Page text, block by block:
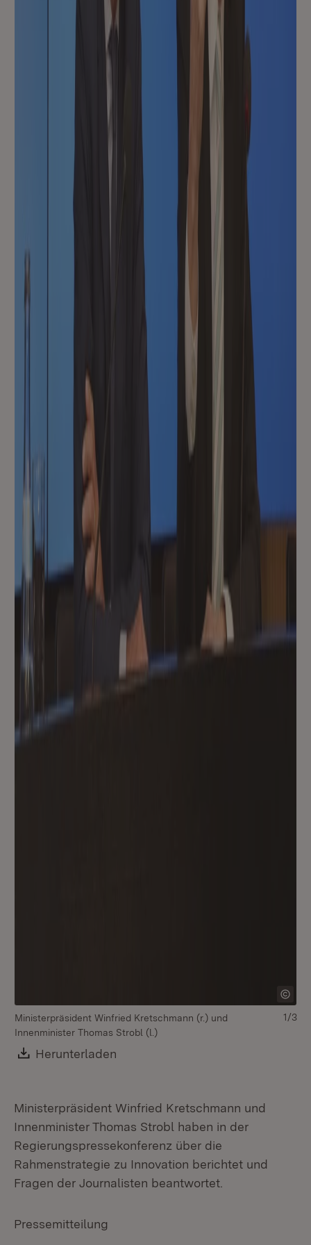
Ministerpräsident Winfried Kretschmann (r.) und
Innenminister Thomas Strobl (l.)
Download:
Herunterladen
1/3
Ministerpräsident Winfried Kretschmann und
Innenminister Thomas Strobl haben in der
Regierungspressekonferenz über die
Rahmenstrategie zu Innovation berichtet und
Fragen der Journalisten beantwortet.
Pressemitteilung